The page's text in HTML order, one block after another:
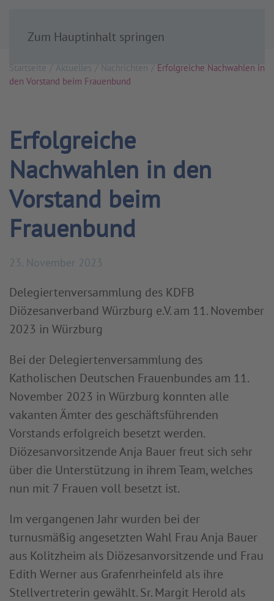
Zum Hauptinhalt springen
Startseite Aktuelles Nachrichten
Erfolgreiche Nachwahlen in
den Vorstand beim Frauenbund
Erfolgreiche
Nachwahlen in den
Vorstand beim
Frauenbund
23. November 2023
Delegiertenversammlung des KDFB
Diözesanverband Würzburg e.V. am 11. November
2023 in Würzburg
Bei der Delegiertenversammlung des
Katholischen Deutschen Frauenbundes am 11.
November 2023 in Würzburg konnten alle
vakanten Ämter des geschäftsführenden
Vorstands erfolgreich besetzt werden.
Diözesanvorsitzende Anja Bauer freut sich sehr
über die Unterstützung in ihrem Team, welches
nun mit 7 Frauen voll besetzt ist.
Im vergangenen Jahr wurden bei der
turnusmäßig angesetzten Wahl Frau Anja Bauer
aus Kolitzheim als Diözesanvorsitzende und Frau
Edith Werner aus Grafenrheinfeld als ihre
Stellvertreterin gewählt. Sr. Margit Herold als